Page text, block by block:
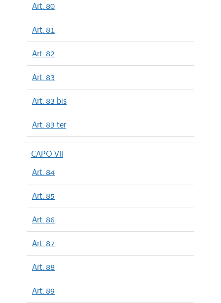
Art. 80
Art. 81
Art. 82
Art. 83
Art. 83 bis
Art. 83 ter
CAPO VII
Art. 84
Art. 85
Art. 86
Art. 87
Art. 88
Art. 89